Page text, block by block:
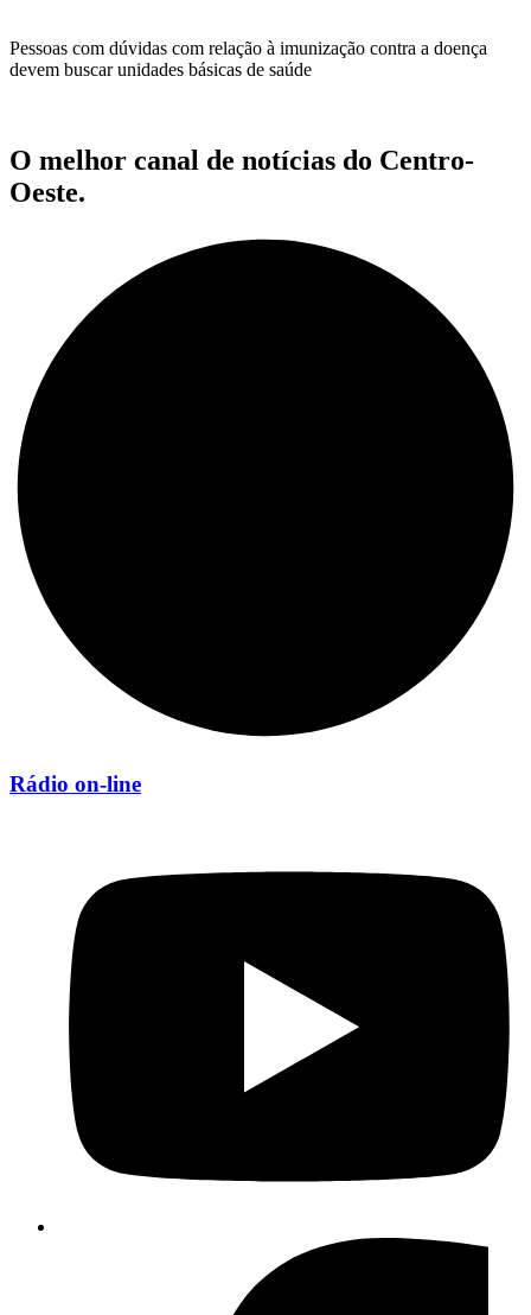
Pessoas com dúvidas com relação à imunização contra a doença
devem buscar unidades básicas de saúde
O melhor canal de notícias do Centro-
Oeste.
Rádio on-line